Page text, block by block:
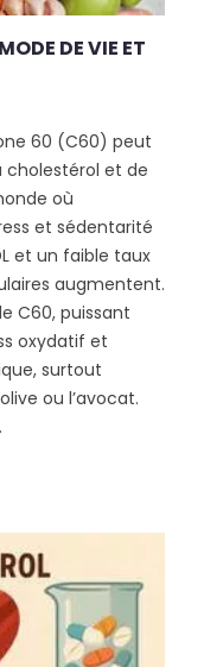
DE VIE ET
60 (C60) peut
cholestérol et de
où
et sédentarité
et un faible taux
augmentent.
C60, puissant
oxydatif et
surtout
ou l’avocat.